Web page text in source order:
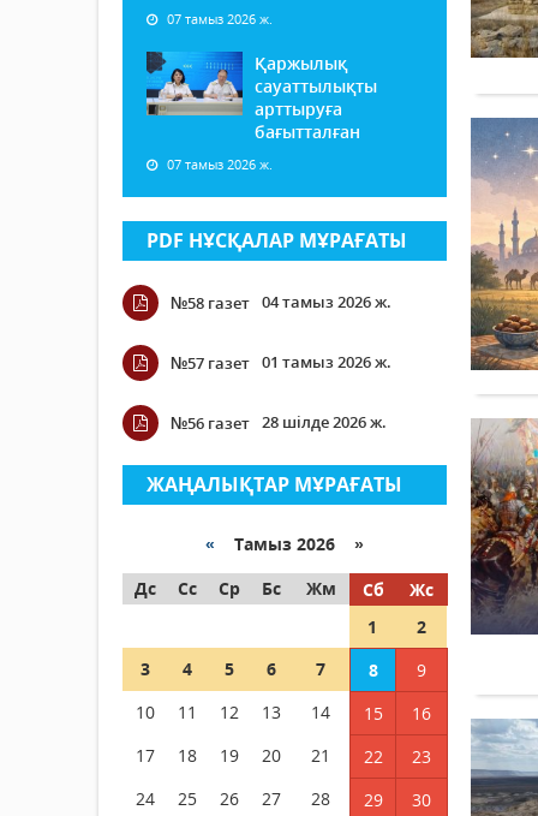
07 тамыз 2026 ж.
Қаржылық
сауаттылықты
арттыруға
бағытталған
07 тамыз 2026 ж.
PDF НҰСҚАЛАР МҰРАҒАТЫ
№58 газет 04 тамыз 2026 ж.
№57 газет 01 тамыз 2026 ж.
№56 газет 28 шілде 2026 ж.
ЖАҢАЛЫҚТАР МҰРАҒАТЫ
« Тамыз 2026 »
Дс
Сс Ср Бс Жм Сб
Жс
1
2
3
4 5 6 7 8
9
10
11 12 13 14 15
16
17
18 19 20 21 22
23
24
25 26 27 28 29 30